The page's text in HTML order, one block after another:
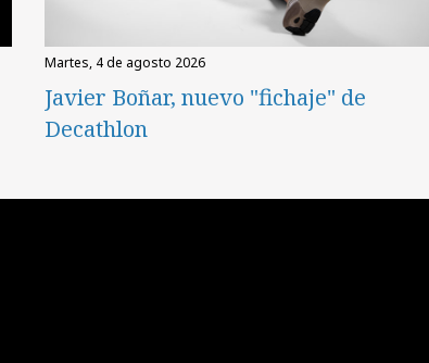
martes, 4 de agosto 2026
Javier Boñar, nuevo "fichaje" de
Decathlon